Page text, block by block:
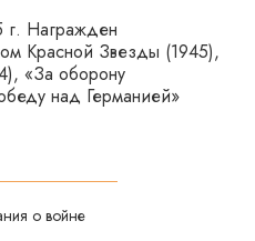
г. Награжден
Красной Звезды (1945),
«За оборону
над Германией»
о войне